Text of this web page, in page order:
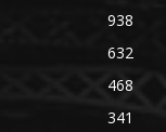
938
632
468
341